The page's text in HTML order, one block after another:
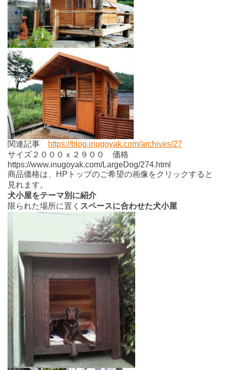
関連記事
https://blog.inugoyak.com/archives/27
サイズ２０００ｘ２９００ 価格
https://www.inugoyak.com/LargeDog/274.html
商品価格は、HPトップのご希望の画像をクリックすると
見れます。
犬小屋をテーマ別に紹介
限られた場所に置く スペースに合わせた犬小屋